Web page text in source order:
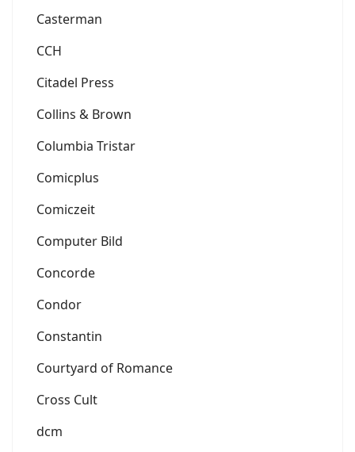
Casterman
CCH
Citadel Press
Collins & Brown
Columbia Tristar
Comicplus
Comiczeit
Computer Bild
Concorde
Condor
Constantin
Courtyard of Romance
Cross Cult
dcm